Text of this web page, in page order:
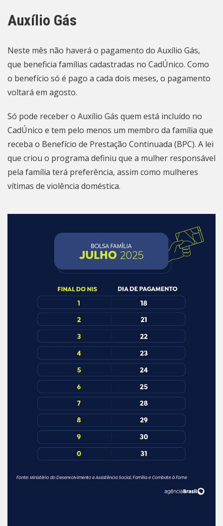
Auxílio Gás
Neste mês não haverá o pagamento do Auxílio Gás,
que beneficia famílias cadastradas no CadÚnico. Como
o benefício só é pago a cada dois meses, o pagamento
voltará em agosto.
Só pode receber o Auxílio Gás quem está incluído no
CadÚnico e tem pelo menos um membro da família que
receba o Benefício de Prestação Continuada (BPC). A lei
que criou o programa definiu que a mulher responsável
pela família terá preferência, assim como mulheres
vítimas de violência doméstica.